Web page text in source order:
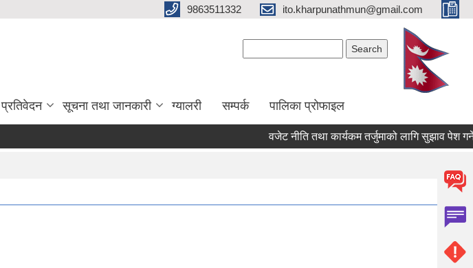
9863511332 ito.kharpunathmun@gmail.com
प्रतिवेदन सूचना तथा जानकारी ग्यालरी सम्पर्क पालिका प्राेफाइल
वजेट नीति तथा कार्यकम तर्जुमाको लागि सुझाव पेश गर्ने